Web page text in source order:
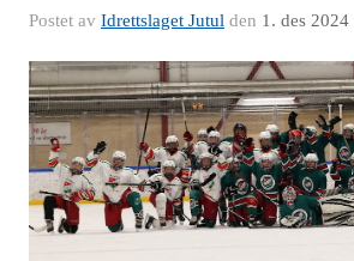
Postet av Idrettslaget Jutul den 1. des 2024